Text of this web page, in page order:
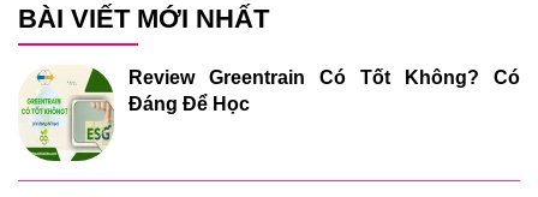
BÀI VIẾT MỚI NHẤT
Review Greentrain Có Tốt Không? Có
Đáng Để Học